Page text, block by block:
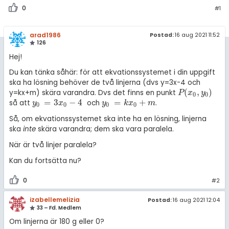
0 #1
arad1986
126
Postad:16 aug 2021 11:52
Hej!
Du kan tänka såhär: för att ekvationssystemet i din uppgift
ska ha lösning behöver de två linjerna (dvs y=3x-4 och
y=kx+m) skära varandra. Dvs det finns en punkt P(x0 , y0)
P(x0,y 0)
så att y0 = 3x0 − 4
y0 =3 x0-4 och y0 = kx0 + m
y0 =k x0+m
.
Så, om ekvationssystemet ska inte ha en lösning, linjerna
ska inte skära varandra; dem ska vara paralela.
När är två linjer paralela?
Kan du fortsätta nu?
0 #2
izabellemelizia
33 – Fd. Medlem
Postad:16 aug 2021 12:04
Om linjerna är 180 g eller 0?